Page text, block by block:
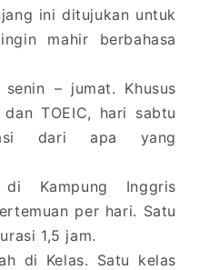
ini ditujukan untuk
mahir berbahasa
– jumat. Khusus
dan TOEIC, hari sabtu
dari apa yang
di Kampung Inggris
per hari. Satu
1,5 jam.
di Kelas. Satu kelas